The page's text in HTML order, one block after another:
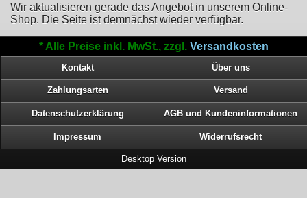
Wir aktualisieren gerade das Angebot in unserem Online-
Shop. Die Seite ist demnächst wieder verfügbar.
* Alle Preise inkl. MwSt., zzgl. Versandkosten
Kontakt Über uns
Zahlungsarten Versand
Datenschutzerklärung AGB und Kundeninformationen
Impressum Widerrufsrecht
Desktop Version